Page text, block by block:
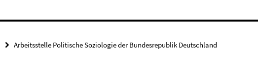
Arbeitsstelle Politische Soziologie der Bundesrepublik Deutschland